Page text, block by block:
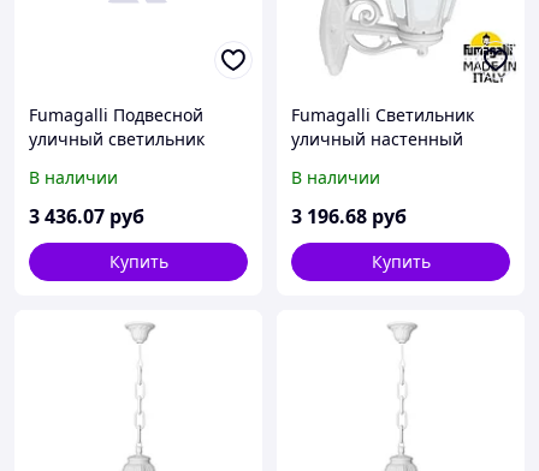
Fumagalli Подвесной
уличный светильник
E22.120.000.VYF1R
В наличии
3 436.07 руб
Купить
Fumagalli Светильник
уличный настенный
E22.131.000.WYF1R
В наличии
3 196.68 руб
Купить